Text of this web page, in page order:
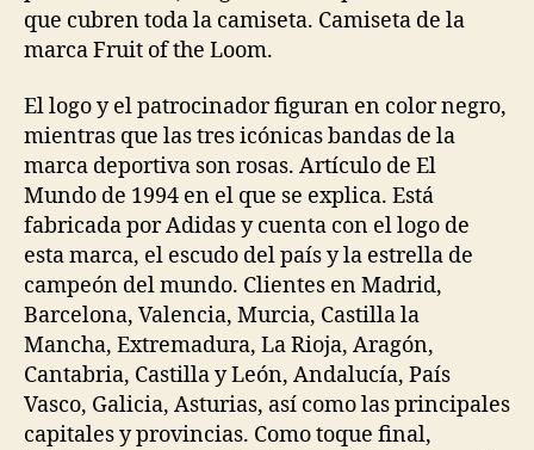
que cubren toda la camiseta. Camiseta de la
marca Fruit of the Loom.
El logo y el patrocinador figuran en color negro,
mientras que las tres icónicas bandas de la
marca deportiva son rosas. Artículo de El
Mundo de 1994 en el que se explica. Está
fabricada por Adidas y cuenta con el logo de
esta marca, el escudo del país y la estrella de
campeón del mundo. Clientes en Madrid,
Barcelona, Valencia, Murcia, Castilla la
Mancha, Extremadura, La Rioja, Aragón,
Cantabria, Castilla y León, Andalucía, País
Vasco, Galicia, Asturias, así como las principales
capitales y provincias. Como toque final,